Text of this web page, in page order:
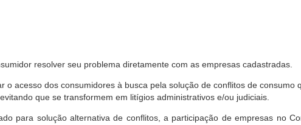
resolver seu problema diretamente com as empresas cadastradas.
o acesso dos consumidores à busca pela solução de conflitos de consumo
que se transformem em litígios administrativos e/ou judiciais.
para solução alternativa de conflitos, a participação de empresas no